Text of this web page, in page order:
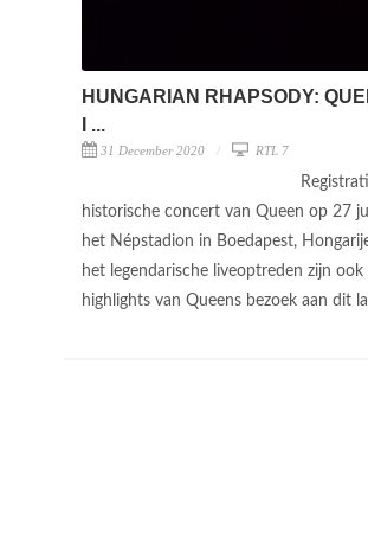
HUNGARIAN RHAPSODY:
I ...
31 December 2020 RTL 7
historische concert van Queen op 27
het Népstadion in Boedapest,
het legendarische liveoptreden zijn ook
highlights van Queens bezoek aan dit